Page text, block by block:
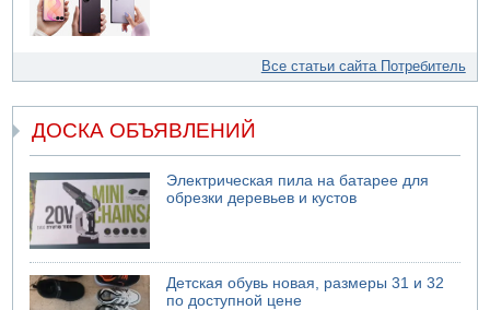
Все статьи сайта Потребитель
ДОСКА ОБЪЯВЛЕНИЙ
Электрическая пила на батарее для
обрезки деревьев и кустов
Детская обувь новая, размеры 31 и 32
по доступной цене